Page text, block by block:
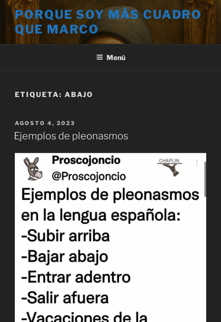
Saltar
contenido
PORQUE SOY MÁS CUADRO
QUE MARCO
Menú
ETIQUETA: ABAJO
PUBLICADO
EL
AGOSTO 4, 2023
Ejemplos de pleonasmos